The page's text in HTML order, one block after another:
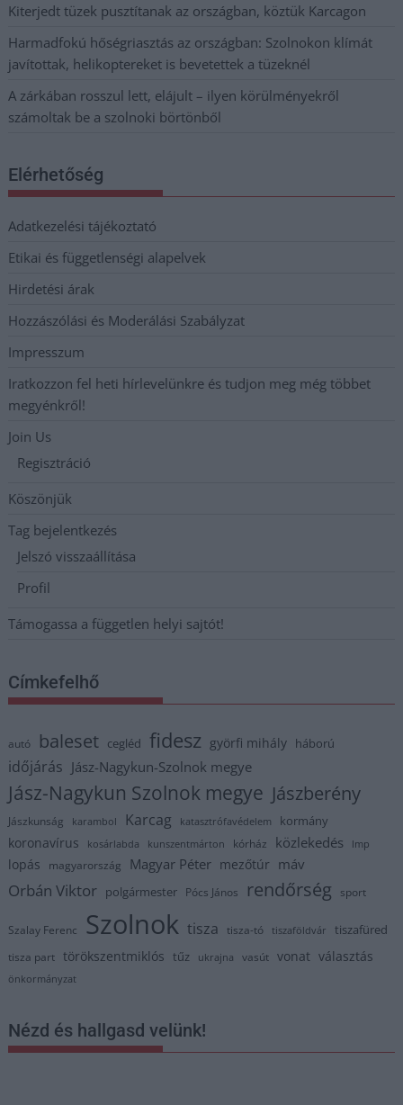
Kiterjedt tüzek pusztítanak az országban, köztük Karcagon
Harmadfokú hőségriasztás az országban: Szolnokon klímát
javítottak, helikoptereket is bevetettek a tüzeknél
A zárkában rosszul lett, elájult – ilyen körülményekről
számoltak be a szolnoki börtönből
Elérhetőség
Adatkezelési tájékoztató
Etikai és függetlenségi alapelvek
Hirdetési árak
Hozzászólási és Moderálási Szabályzat
Impresszum
Iratkozzon fel heti hírlevelünkre és tudjon meg még többet
megyénkről!
Join Us
Regisztráció
Köszönjük
Tag bejelentkezés
Jelszó visszaállítása
Profil
Támogassa a független helyi sajtót!
Címkefelhő
autó baleset cegléd fidesz györfi mihály háború
időjárás Jász-Nagykun-Szolnok megye
Jász-Nagykun Szolnok megye Jászberény
Jászkunság karambol Karcag katasztrófavédelem kormány
koronavírus kosárlabda kunszentmárton kórház közlekedés lmp
lopás magyarország Magyar Péter mezőtúr máv
Orbán Viktor polgármester Pócs János rendőrség sport
Szalay Ferenc Szolnok tisza tisza-tó tiszaföldvár tiszafüred
tisza part törökszentmiklós tűz ukrajna vasút vonat választás
önkormányzat
Nézd és hallgasd velünk!